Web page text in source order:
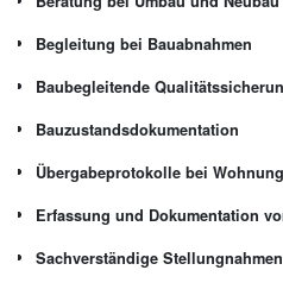
Begleitung bei Bauabnahmen
Baubegleitende
Bauzustandsdokumentation
Übergabeprotokolle bei
Erfassung und Dokumentation
Sachverständige Stellungnahmen